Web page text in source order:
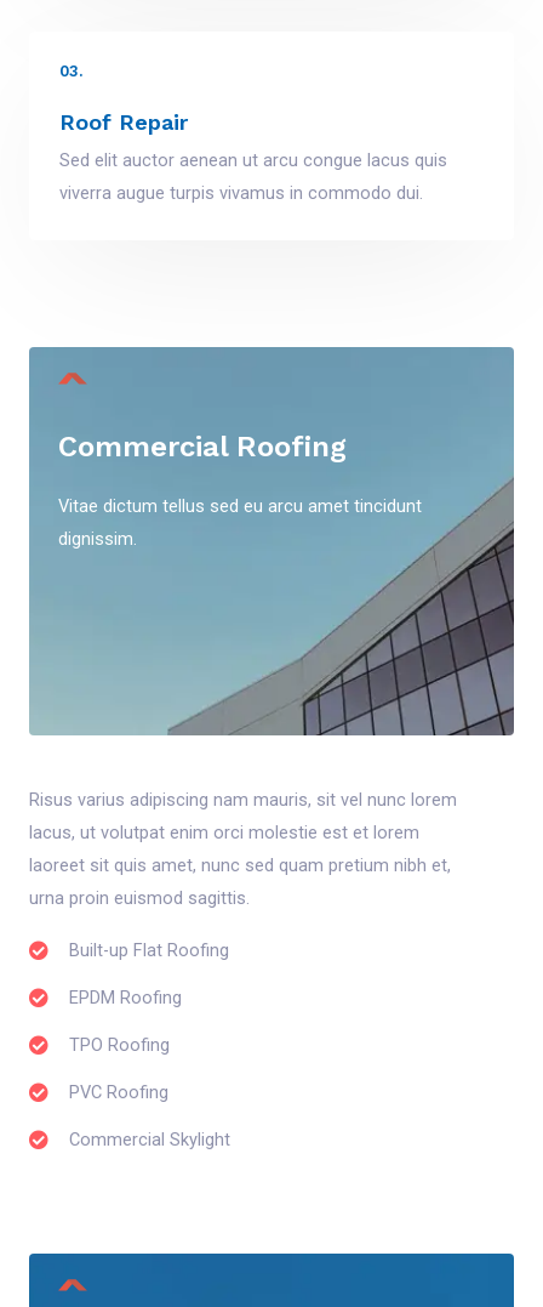
03.
Roof Repair
Sed elit auctor aenean ut arcu congue lacus quis
viverra augue turpis vivamus in commodo dui.
Commercial Roofing
Vitae dictum tellus sed eu arcu amet tincidunt
dignissim.
Risus varius adipiscing nam mauris, sit vel nunc lorem
lacus, ut volutpat enim orci molestie est et lorem
laoreet sit quis amet, nunc sed quam pretium nibh et,
urna proin euismod sagittis.
Built-up Flat Roofing
EPDM Roofing
TPO Roofing
PVC Roofing
Commercial Skylight